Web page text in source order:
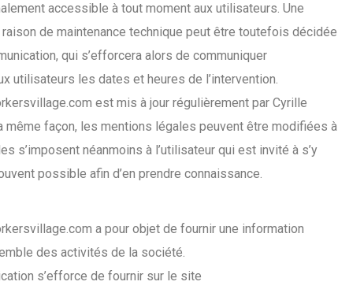
accessible à tout moment aux utilisateurs. Une
de maintenance technique peut être toutefois décidée
qui s’efforcera alors de communiquer
utilisateurs les dates et heures de l’intervention.
est mis à jour régulièrement par Cyrille
même façon, les mentions légales peuvent être modifiées à
s’imposent néanmoins à l’utilisateur qui est invité à s’y
possible afin d’en prendre connaissance.
a pour objet de fournir une information
des activités de la société.
s’efforce de fournir sur le site